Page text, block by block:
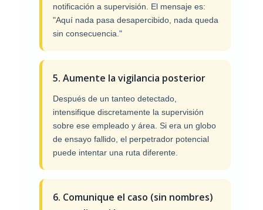
notificación a supervisión. El mensaje es:
"Aquí nada pasa desapercibido, nada queda
sin consecuencia."
5. Aumente la vigilancia posterior
Después de un tanteo detectado,
intensifique discretamente la supervisión
sobre ese empleado y área. Si era un globo
de ensayo fallido, el perpetrador potencial
puede intentar una ruta diferente.
6. Comunique el caso (sin nombres)